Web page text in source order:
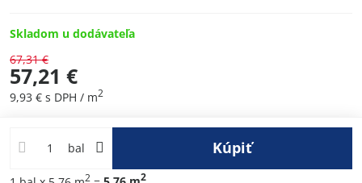
Skladom u dodávateľa
67,31 €
57,21 €
9,93 € s DPH / m2
bal Kúpiť
2 2